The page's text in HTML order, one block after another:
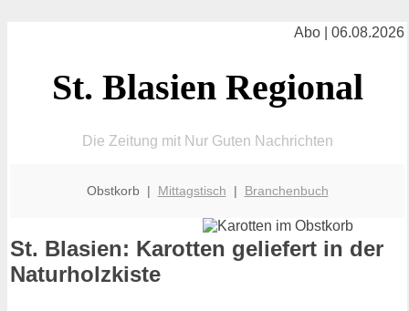
Abo | 06.08.2026
St. Blasien Regional
Die Zeitung mit Nur Guten Nachrichten
Obstkorb | Mittagstisch | Branchenbuch
St. Blasien: Karotten geliefert in der
Naturholzkiste